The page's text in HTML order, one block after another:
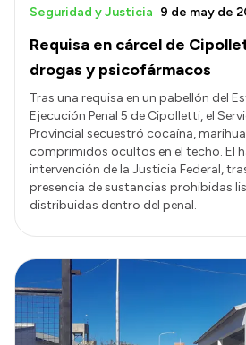
Requisa en cárcel de
drogas y psicofármacos
Seguridad y Justicia 9 de may de
Tras una requisa en un pabellón del
Ejecución Penal 5 de Cipolletti, el
Provincial secuestró cocaína,
comprimidos ocultos en el techo. El
intervención de la Justicia Federal,
presencia de sustancias prohibidas
distribuidas dentro del penal.